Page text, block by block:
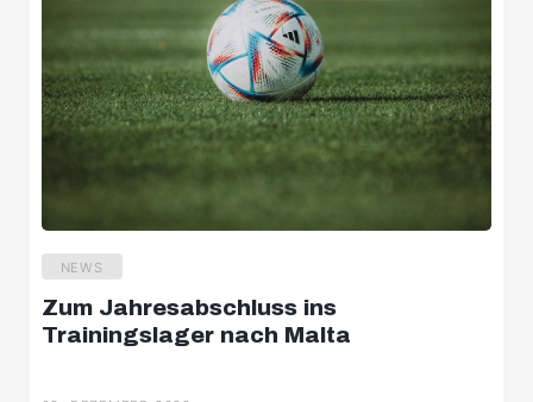
NEWS
Zum Jahresabschluss ins
Trainingslager nach Malta